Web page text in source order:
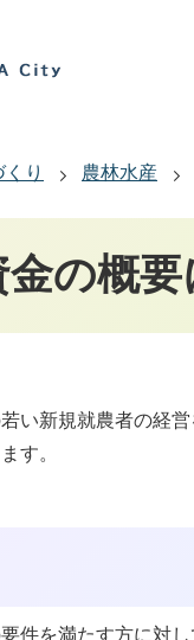
り 農林水産
の概要
い新規就農者の経
す。
件を満たす方に対